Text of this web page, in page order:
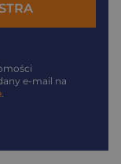
e-mail na
.